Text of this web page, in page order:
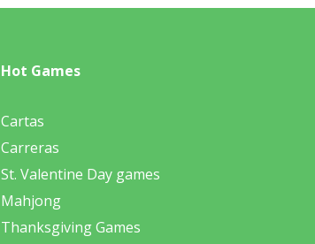
Hot Games
Cartas
Carreras
St. Valentine Day games
Mahjong
Thanksgiving Games